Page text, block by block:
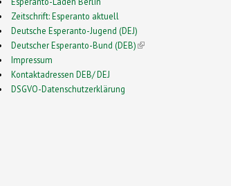
Zeitschrift: Esperanto aktuell
Deutsche Esperanto-Jugend (DEJ)
Deutscher Esperanto-Bund (DEB)(link is external)
Impressum
Kontaktadressen DEB/ DEJ
DSGVO-Datenschutzerklärung